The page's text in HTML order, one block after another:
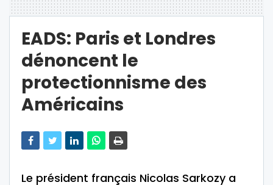
EADS: Paris et Londres
dénoncent le
protectionnisme des
Américains
Le président français Nicolas Sarkozy a